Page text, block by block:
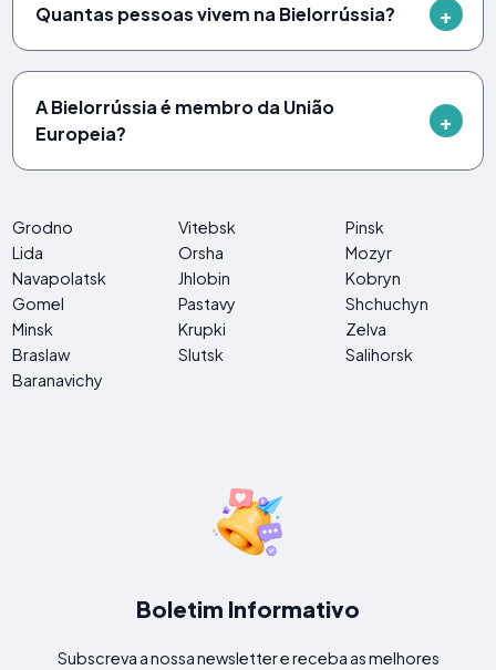
Quantas pessoas vivem na Bielorrússia?
A Bielorrússia é membro da União
Europeia?
Grodno Vitebsk
Pinsk
Lida
Orsha
Mozyr
Navapolatsk
Jhlobin
Kobryn
Gomel
Pastavy
Shchuchyn
Minsk
Krupki
Zelva
Braslaw
Slutsk
Salihorsk
Baranavichy
Boletim Informativo
Subscreva a nossa newsletter e receba as melhores